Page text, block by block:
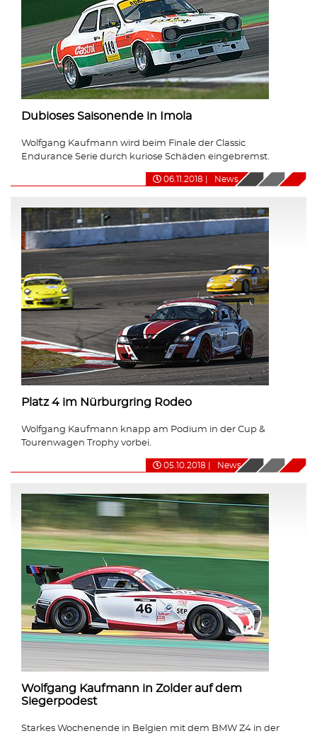
Dubioses Saisonende in Imola
Wolfgang Kaufmann wird beim Finale der Classic
Endurance Serie durch kuriose Schäden eingebremst.
06.11.2018 News
Platz 4 im Nürburgring Rodeo
Wolfgang Kaufmann knapp am Podium in der Cup &
Tourenwagen Trophy vorbei.
05.10.2018 News
Wolfgang Kaufmann in Zolder auf dem
Siegerpodest
Starkes Wochenende in Belgien mit dem BMW Z4 in der